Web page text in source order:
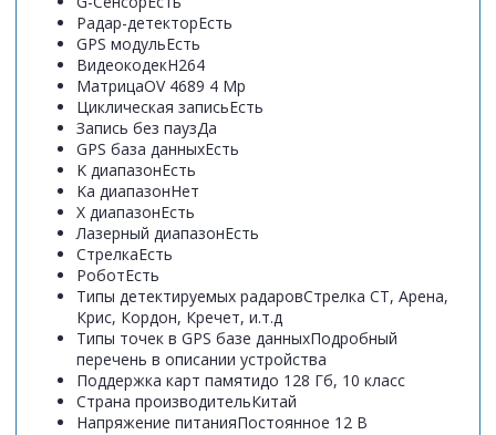
Радар-детекторЕсть
GPS модульЕсть
ВидеокодекH264
МатрицаOV 4689 4 Mp
Циклическая записьЕсть
Запись без паузДа
GPS база данныхЕсть
K диапазонЕсть
Ka диапазонНет
X диапазонЕсть
Лазерный диапазонЕсть
СтрелкаЕсть
РоботЕсть
Типы детектируемых радаровСтрелка CT, Арена,
Крис, Кордон, Кречет, и.т.д
Типы точек в GPS базе данныхПодробный
перечень в описании устройства
Поддержка карт памятидо 128 Гб, 10 класс
Страна производительКитай
Напряжение питанияПостоянное 12 В